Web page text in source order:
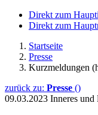
Direkt zum
Direkt zum
Startseite
Presse
Kurzmeldungen
zurück zu: Presse ()
09.03.2023 Inneres